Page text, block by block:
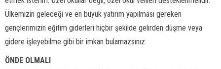
Ülkemizin geleceği ve en büyük yatırım yapılması gereken
gençlerimizin eğitim giderleri hiçbir şekilde gelirden düşme veya
gidere işleyebilme gibi bir imkan bulamazsınız.
ÖNDE OLMALI